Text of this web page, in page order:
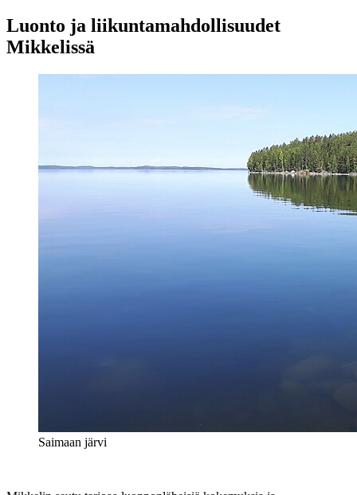
Luonto ja liikuntamahdollisuudet
Mikkelissä
Saimaan järvi